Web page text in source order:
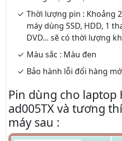
Thời lượng pin : Khoảng
máy dùng SSD, HDD, 1
DVD... sẽ có thời lượng
Màu sắc : Màu đen
Bảo hành lỗi đổi hàng
Pin dùng cho laptop
ad005TX và tương
máy sau :